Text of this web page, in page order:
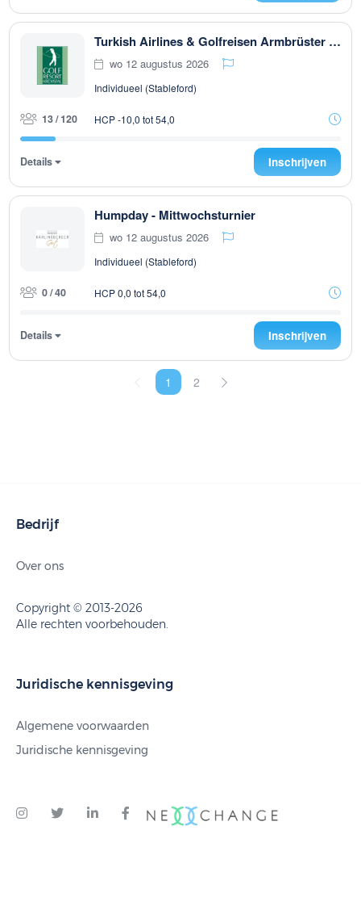
Turkish Airlines & Golfreisen Armbrüster Trophy powered by Dr. Theiss Naturwaren
wo 12 augustus 2026
Individueel (Stableford)
13 / 120 HCP -10,0 tot 54,0
Details Inschrijven
Humpday - Mittwochsturnier
wo 12 augustus 2026
Individueel (Stableford)
0 / 40 HCP 0,0 tot 54,0
Details Inschrijven
1 2
Bedrijf
Over ons
Copyright © 2013-2026
Alle rechten voorbehouden.
Juridische kennisgeving
Algemene voorwaarden
Juridische kennisgeving